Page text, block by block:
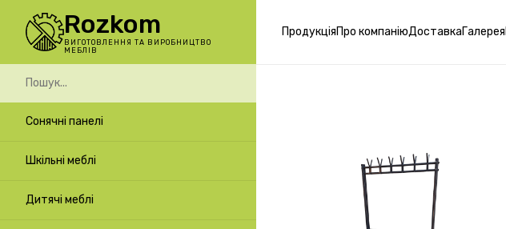
ПродукціяПро компаніюДоставкаГалерея
Rozkom
ВИГОТОВЛЕННЯ ТА ВИРОБНИЦТВО
МЕБЛІВ
Сонячні панелі
Шкільні меблі
Дитячі меблі